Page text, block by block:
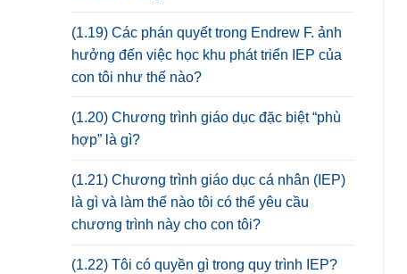
(1.19) Các phán quyết trong Endrew F. ảnh
hưởng đến việc học khu phát triển IEP của
con tôi như thế nào?
(1.20) Chương trình giáo dục đặc biệt “phù
hợp” là gì?
(1.21) Chương trình giáo dục cá nhân (IEP)
là gì và làm thế nào tôi có thể yêu cầu
chương trình này cho con tôi?
(1.22) Tôi có quyền gì trong quy trình IEP?